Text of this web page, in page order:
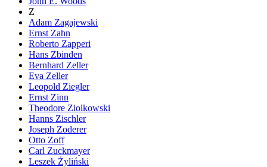
Z
Adam Zagajewski
Ernst Zahn
Roberto Zapperi
Hans Zbinden
Bernhard Zeller
Eva Zeller
Leopold Ziegler
Ernst Zinn
Theodore Ziolkowski
Hanns Zischler
Joseph Zoderer
Otto Zoff
Carl Zuckmayer
Leszek Żyliński